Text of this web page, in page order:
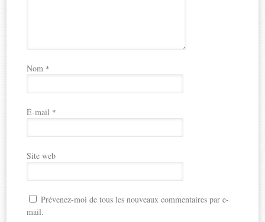
Nom *
E-mail *
Site web
Prévenez-moi de tous les nouveaux commentaires par e-
mail.